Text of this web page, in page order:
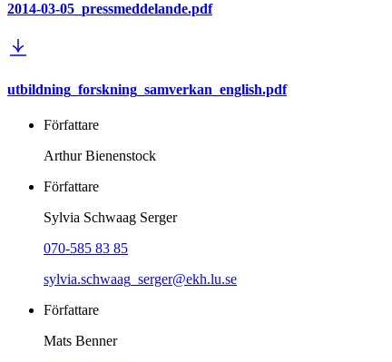
2014-03-05_pressmeddelande.pdf
utbildning_forskning_samverkan_english.pdf
Författare
Arthur Bienenstock
Författare
Sylvia Schwaag Serger
070-585 83 85
sylvia.schwaag_serger@ekh.lu.se
Författare
Mats Benner